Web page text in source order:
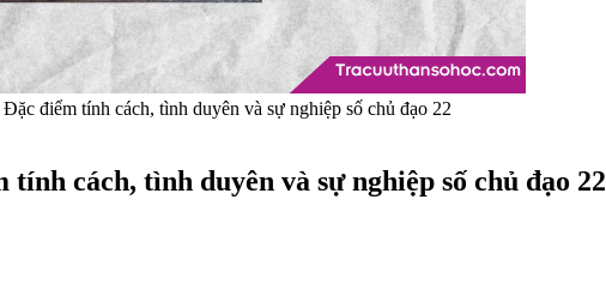
điểm tính cách, tình duyên và sự nghiệp số chủ đạo 22
cách, tình duyên và sự nghiệp số chủ đạo 22